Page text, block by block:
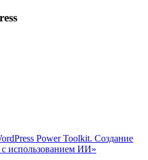
Power Toolkit. Создание
с использованием ИИ»